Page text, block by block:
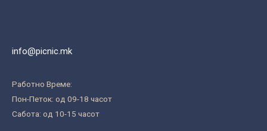
info@picnic.mk
Работно Време:
Пон-Петок: од 09-18 часот
Сабота: од 10-15 часот